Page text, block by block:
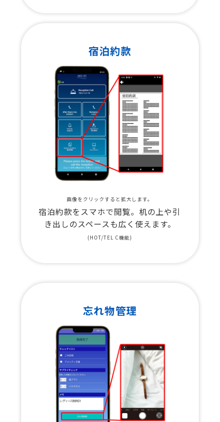
宿泊約款
画像をクリックすると拡大します。
宿泊約款をスマホで閲覧。机の上や引
き出しのスペースも広く使えます。
(HOT/TEL C機能)
忘れ物管理